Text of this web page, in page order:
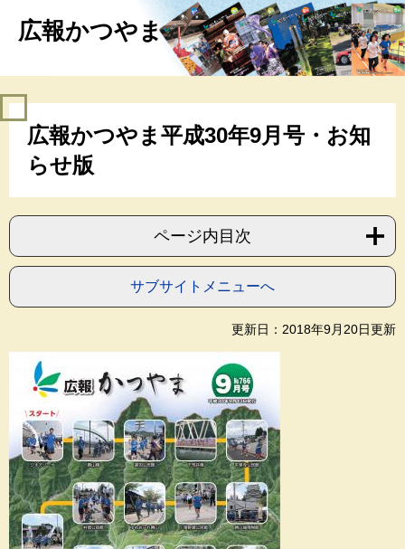
広報かつやま
広報かつやま平成30年9月号・お知
らせ版
ページ内目次
サブサイトメニューへ
更新日：2018年9月20日更新